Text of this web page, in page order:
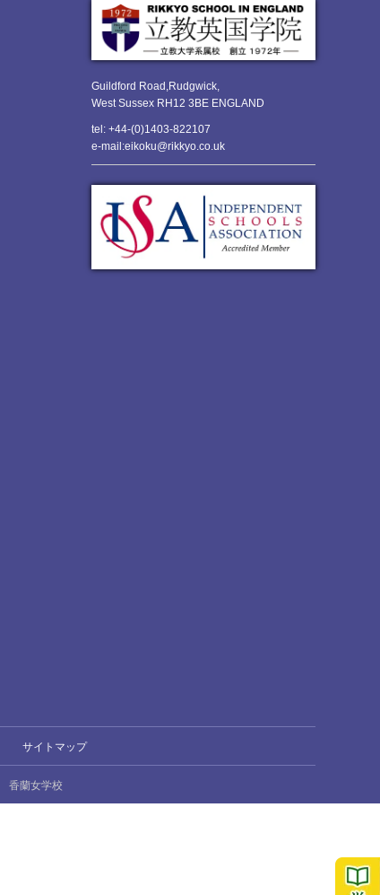
Guildford Road,Rudgwick,
West Sussex RH12 3BE ENGLAND
tel: +44-(0)1403-822107
e-mail:eikoku@rikkyo.co.uk
サイトマップ
香蘭女学校